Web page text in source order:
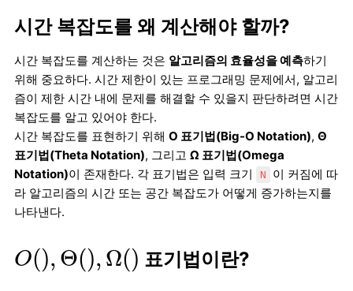
시간 복잡도를 왜 계산해야 할까?
시간 복잡도를 계산하는 것은 알고리즘의 효율성을 예측하기
위해 중요하다. 시간 제한이 있는 프로그래밍 문제에서, 알고리
즘이 제한 시간 내에 문제를 해결할 수 있을지 판단하려면 시간
복잡도를 알고 있어야 한다.
시간 복잡도를 표현하기 위해 O 표기법(Big-O Notation), Θ
표기법(Theta Notation), 그리고 Ω 표기법(Omega
Notation)이 존재한다. 각 표기법은 입력 크기 N
이 커짐에 따
라 알고리즘의 시간 또는 공간 복잡도가 어떻게 증가하는지를
나타낸다.
O(), Θ(), Ω()
O() Θ(), Ω() 표기법이란?